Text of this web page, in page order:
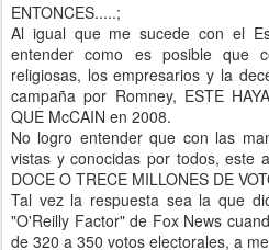
ENTONCES.....;
Al igual que me sucede con el
entender como es posible que
religiosas, los empresarios y la
campaña por Romney, ESTE
QUE McCAIN en 2008.
No logro entender que con las
vistas y conocidas por todos, este
DOCE O TRECE MILLONES DE
Tal vez la respuesta sea la que
"O'Reilly Factor" de Fox News
de 320 a 350 votos electorales, a